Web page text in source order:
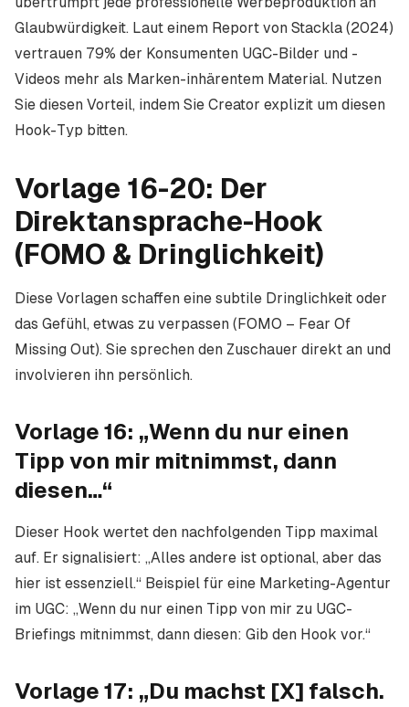
Glaubwürdigkeit. Laut einem Report von Stackla (2024)
vertrauen 79% der Konsumenten UGC-Bilder und -
Videos mehr als Marken-inhärentem Material. Nutzen
Sie diesen Vorteil, indem Sie Creator explizit um diesen
Hook-Typ bitten.
Vorlage 16-20: Der
Direktansprache-Hook
(FOMO & Dringlichkeit)
Diese Vorlagen schaffen eine subtile Dringlichkeit oder
das Gefühl, etwas zu verpassen (FOMO – Fear Of
Missing Out). Sie sprechen den Zuschauer direkt an und
involvieren ihn persönlich.
Vorlage 16: „Wenn du nur einen
Tipp von mir mitnimmst, dann
diesen…“
Dieser Hook wertet den nachfolgenden Tipp maximal
auf. Er signalisiert: „Alles andere ist optional, aber das
hier ist essenziell.“ Beispiel für eine Marketing-Agentur
im UGC: „Wenn du nur einen Tipp von mir zu UGC-
Briefings mitnimmst, dann diesen: Gib den Hook vor.“
Vorlage 17: „Du machst [X] falsch.